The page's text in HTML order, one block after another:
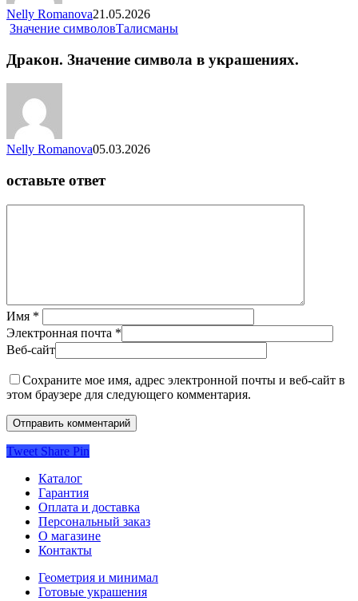
Nelly Romanova21.05.2026
Значение символовТалисманы
Дракон. Значение символа в украшениях.
Nelly Romanova05.03.2026
оставьте ответ
Имя *
Электронная почта *
Веб-сайт
Сохраните мое имя, адрес электронной почты и веб-сайт в
этом браузере для следующего комментария.
Tweet Share Pin
Каталог
Гарантия
Оплата и доставка
Персональный заказ
О магазине
Контакты
Геометрия и минимал
Готовые украшения